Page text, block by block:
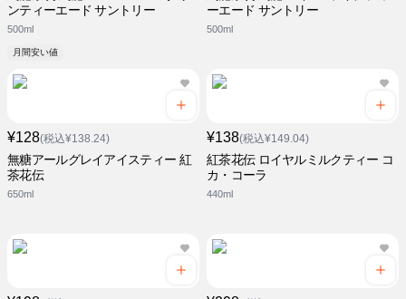
ンティーエード サントリー
500ml
月間安い値
ーエード サントリー
500ml
¥128(税込¥138.24)
無糖アールグレイアイスティー 紅
茶花伝
650ml
¥138(税込¥149.04)
紅茶花伝 ロイヤルミルクティー コ
カ・コーラ
440ml